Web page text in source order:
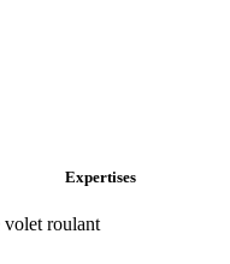
Expertises
volet roulant